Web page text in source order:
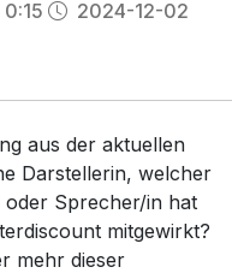
0:15 2024-12-02
aus der aktuellen
Darstellerin, welcher
Sprecher/in hat
mitgewirkt?
mehr dieser